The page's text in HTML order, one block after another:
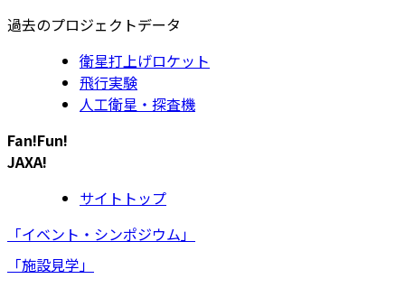
過去のプロジェクトデータ
衛星打上げロケット
飛行実験
人工衛星・探査機
Fan!Fun!
JAXA!
サイトトップ
「イベント・シンポジウム」
「施設見学」